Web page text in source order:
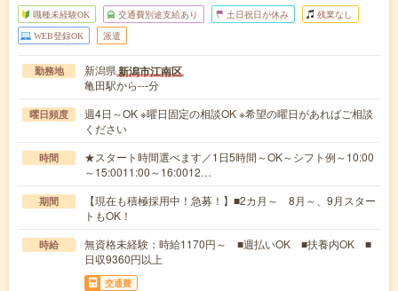
職種未経験OK 交通費別途支給あり 土日祝日が休み 残業なし
WEB登録OK 派遣
勤務地 新潟県新潟市江南区
亀田駅から---分
曜日頻度
週4日～OK ※曜日固定の相談OK ※希望の曜日があればご相談
ください
時間
★スタート時間選べます／1日5時間～OK～シフト例～10:00
～15:0011:00～16:0012…
期間
【現在も積極採用中！急募！】■2カ月～ 8月～、9月スター
トもOK！
時給
無資格未経験：時給1170円～ ■週払いOK ■扶養内OK ■
日収9360円以上
交通費